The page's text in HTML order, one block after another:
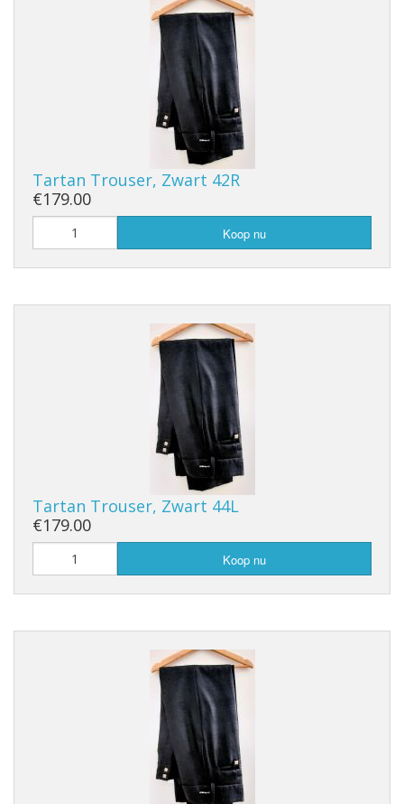
Tartan Trouser, Zwart 42R
€179.00
Koop nu
Tartan Trouser, Zwart 44L
€179.00
Koop nu